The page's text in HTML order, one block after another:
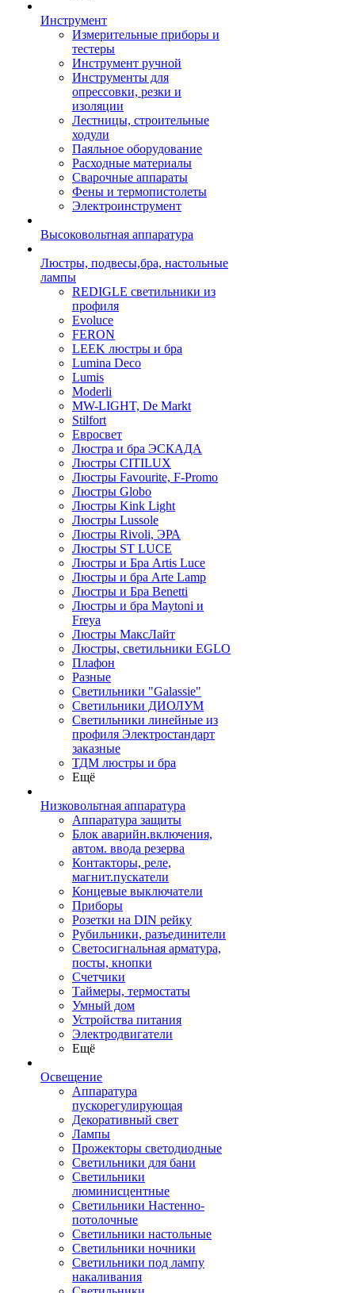
Инструмент
Измерительные приборы и
тестеры
Инструмент ручной
Инструменты для
опрессовки, резки и
изоляции
Лестницы, строительные
ходули
Паяльное оборудование
Расходные материалы
Сварочные аппараты
Фены и термопистолеты
Электроинструмент
Высоковольтная аппаратура
Люстры, подвесы,бра, настольные
лампы
REDIGLE светильники из
профиля
Evoluce
FERON
LEEK люстры и бра
Lumina Deco
Lumis
Moderli
MW-LIGHT, De Markt
Stilfort
Евросвет
Люстра и бра ЭСКАДА
Люстры CITILUX
Люстры Favourite, F-Promo
Люстры Globo
Люстры Kink Light
Люстры Lussole
Люстры Rivoli, ЭРА
Люстры ST LUCE
Люстры и Бра Artis Luce
Люстры и бра Arte Lamp
Люстры и Бра Benetti
Люстры и бра Maytoni и
Freya
Люстры МаксЛайт
Люстры, светильники EGLO
Плафон
Разные
Светильники "Galassie"
Светильники ДИОЛУМ
Светильники линейные из
профиля Электростандарт
заказные
ТДМ люстры и бра
Ещё
Низковольтная аппаратура
Аппаратура защиты
Блок аварийн.включения,
автом. ввода резерва
Контакторы, реле,
магнит.пускатели
Концевые выключатели
Приборы
Розетки на DIN рейку
Рубильники, разъединители
Светосигнальная арматура,
посты, кнопки
Счетчики
Таймеры, термостаты
Умный дом
Устройства питания
Электродвигатели
Ещё
Освещение
Аппаратура
пускорегулирующая
Декоративный свет
Лампы
Прожекторы светодиодные
Светильники для бани
Светильники
люминисцентные
Светильники Настенно-
потолочные
Светильники настольные
Светильники ночники
Светильники под лампу
накаливания